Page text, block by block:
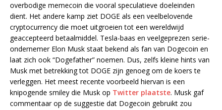
overbodige memecoin die vooral speculatieve doeleinden
dient. Het andere kamp ziet DOGE als een veelbelovende
cryptocurrency die moet uitgroeien tot een wereldwijd
geaccepteerd betaalmiddel. Tesla-baas en veelgeprezen serie-
ondernemer Elon Musk staat bekend als fan van Dogecoin en
laat zich ook “Dogefather” noemen. Dus, zelfs kleine hints van
Musk met betrekking tot DOGE zijn genoeg om de koers te
verleggen. Het meest recente voorbeeld hiervan is een
knipogende smiley die Musk op Twitter plaatste. Musk gaf
commentaar op de suggestie dat Dogecoin gebruikt zou